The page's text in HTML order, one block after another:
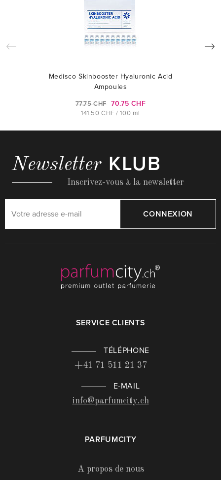
Medisco Skinbooster Hyaluronic Acid
Ampoules
77.75 CHF 70.75 CHF
141.50 CHF / 100 ml
Newsletter KLUB
Inscrivez-vous à la newsletter
CONNEXION
SERVICE CLIENTS
TÉLÉPHONE
+41 71 511 21 37
E-MAIL
info@parfumcity.ch
PARFUMCITY
A propos de nous